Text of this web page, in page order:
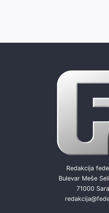
Redakcija
Bulevar Meše
71000